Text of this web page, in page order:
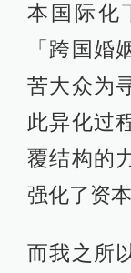
本国际化
「跨国婚
苦大众为
此异化过
覆结构的
强化了资
而我之所